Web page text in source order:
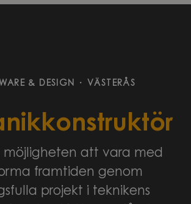
& DESIGN · VÄSTERÅS
möjligheten att vara med
framtiden genom
projekt i teknikens